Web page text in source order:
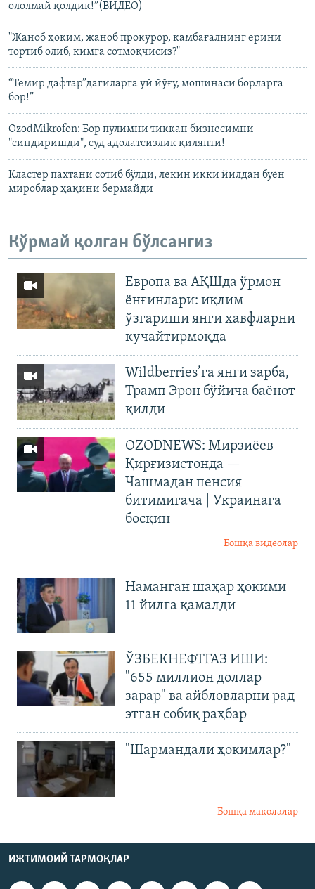
ололмай қолдик!”(ВИДЕО)
"Жаноб ҳоким, жаноб прокурор, камбағалнинг ерини
тортиб олиб, кимга сотмоқчисиз?"
“Темир дафтар”дагиларга уй йўғу, мошинаси борларга
бор!”
OzodMikrofon: Бор пулимни тиккан бизнесимни
"синдиришди", суд адолатсизлик қиляпти!
Кластер пахтани сотиб бўлди, лекин икки йилдан буён
мироблар ҳақини бермайди
Кўрмай қолган бўлсангиз
Европа ва АҚШда ўрмон
ёнғинлари: иқлим
ўзгариши янги хавфларни
кучайтирмоқда
Wildberries’га янги зарба,
Трамп Эрон бўйича баёнот
қилди
OZODNEWS: Мирзиёев
Қирғизистонда —
Чашмадан пенсия
битимигача | Украинага
босқин
Бошқа видеолар
Наманган шаҳар ҳокими
11 йилга қамалди
ЎЗБЕКНЕФТГАЗ ИШИ:
"655 миллион доллар
зарар" ва айбловларни рад
этган собиқ раҳбар
"Шармандали ҳокимлар?"
Бошқа мақолалар
ИЖТИМОИЙ ТАРМОҚЛАР